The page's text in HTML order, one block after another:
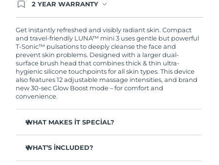
2 YEAR WARRANTY
issues within 2-year of purchase, FOREO will
replace your product free of charge.
Get instantly refreshed and visibly radiant skin. Compact
and travel-friendly LUNA™ mini 3 uses gentle but powerful
T-Sonic™ pulsations to deeply cleanse the face and
prevent skin problems. Designed with a larger dual-
surface brush head that combines thick & thin ultra-
hygienic silicone touchpoints for all skin types. This device
also features 12 adjustable massage intensities, and brand
new 30-sec Glow Boost mode – for comfort and
convenience.
WHAT MAKES IT SPECIAL?
makeup residue from skin.
Removes impurities trapped deep within pores –
WHAT’S INCLUDED?